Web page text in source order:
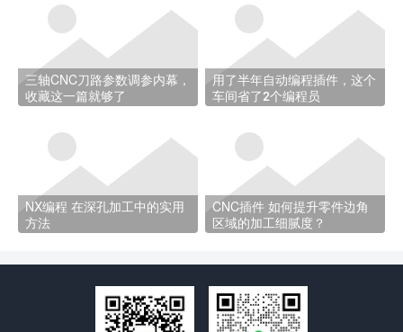
三轴CNC刀路参数调参内幕，
收藏这一篇就够了
用了半年自动编程插件，这个
车间省了2个编程员
NX编程 在深孔加工中的实用
方法
CNC插件 如何提升零件边角
区域的加工细腻度？